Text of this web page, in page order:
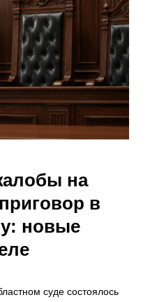
на
в
новые
суде состоялось